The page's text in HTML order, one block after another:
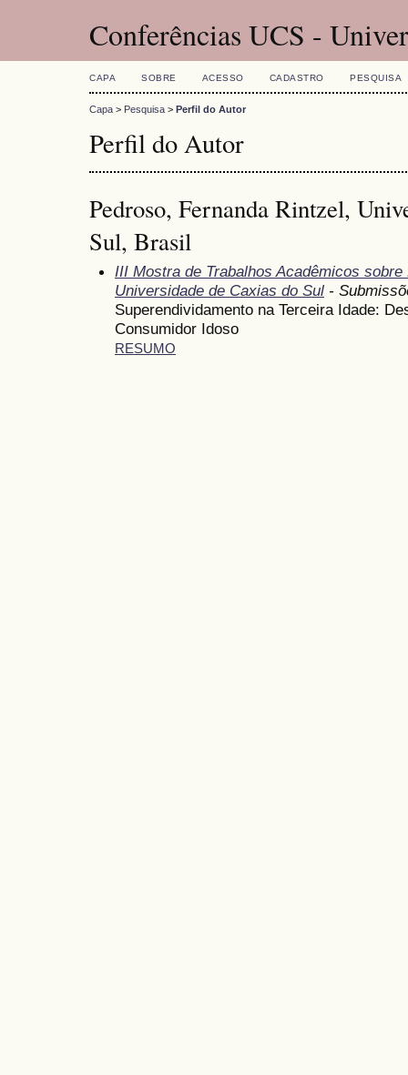
Conferências UCS -
CAPA SOBRE ACESSO CADASTRO PESQUISA
Capa > Pesquisa > Perfil do Autor
Perfil do Autor
Pedroso, Fernanda Rintzel,
Sul, Brasil
III Mostra de Trabalhos Acadêmicos
Universidade de Caxias do Sul -
Superendividamento na Terceira Idade:
Consumidor Idoso
RESUMO